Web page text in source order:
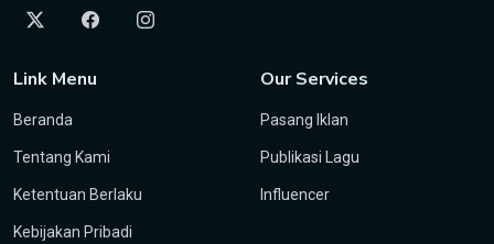
Link Menu
Beranda
Tentang Kami
Ketentuan Berlaku
Kebijakan Pribadi
Our Services
Pasang Iklan
Publikasi Lagu
Influencer